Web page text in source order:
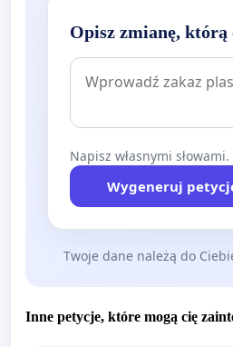
Opisz zmianę, którą
Napisz własnymi
Wygeneruj
Twoje dane należą do
Inne petycje, które mogą cię